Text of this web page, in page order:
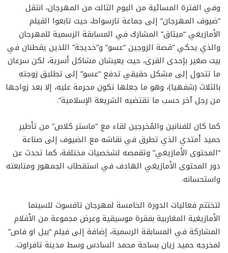
وفي الفترة المسائية من اليوم الثالث من المهرجان، انتقل
“ضيوف المهرجان” إلى جماعة تارسواط، حيث تابعوا الفيلم
الأمازيغي “ميثاق” المشارك في المسابقة الرسمية للمهرجان
والذي يحكي “قصة الزوجين “عسو” و”خديجة” اللذين يقطنان في
بيت صغير بإحدى القرى، حيث يعيشان مشاكل أسرية، لكن سرعان
ما تتحول إلى مشكل حقيقي تدفع “عسو” إلى تطليق زوجته
بالثلاث (شفهيا)، وهو ما جعلها تكون محرمة عليه، إلا بعد زواجها
من رجل آخر حسب ما تقتضيه الشريعة الإسلامية”.
كما كان للفنانين والمُخرجين لقاء مع “ماستر كلاص” من تأطير
حميد أمتدي الذي تطرق في نقاشه مع الضيوف إلى صناعة
“المحتوى الأمازيغي” وتقمصه لشخصيات مختلفة، كما تحدث عن
دور المحتوى الأمازيغي الهادف في استقطاب الجمهور ومتابعته
واستحسانه.
لتختتم فعاليات الدورة الخامسة لمهرجان تافسوت للسينما
الأمازيغية المغاربية بفقرة موسيقية وعرض مجموعة من الأفلام
المشاركة في المسابقة الرسمية، إضافة إلى فيلم “بيل او فاص”
لمخرجه حميد زيان بساحة محمد السادس وسط مدينة تافراوت.